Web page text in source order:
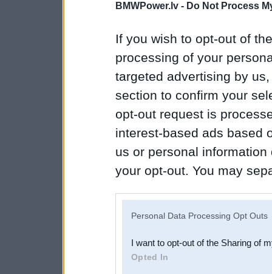
BMWPower.lv - Do Not Process
If you wish to opt-out of
processing of your
targeted advertising by
section to confirm your
opt-out request is
interest-based ads based
us or personal
your opt-out. You may
Downstream Participants
third parties.
Personal Data Processing Opt Outs
I want to opt-out of the Sharing of
Opted In